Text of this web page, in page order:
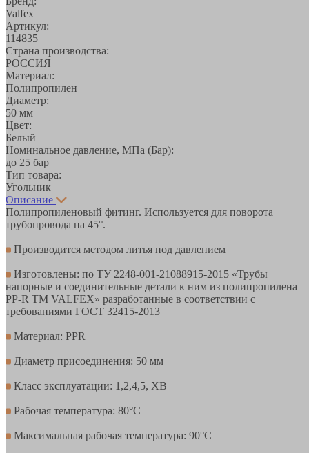
Valfex
Артикул:
114835
Страна производства:
РОССИЯ
Материал:
Полипропилен
Диаметр:
50 мм
Цвет:
Белый
Номинальное давление, МПа (Бар):
до 25 бар
Тип товара:
Угольник
Описание
Полипропиленовый фитинг. Используется для поворота
трубопровода на 45°.
Производится методом литья под давлением
Изготовлены: по ТУ 2248-001-21088915-2015 «Трубы
напорные и соединительные детали к ним из полипропилена
PP-R ТМ VALFEX» разработанные в соответствии с
требованиями ГОСТ 32415-2013
Материал: PPR
Диаметр присоединения: 50 мм
Класс эксплуатации: 1,2,4,5, ХВ
Рабочая температура: 80°С
Максимальная рабочая температура: 90°С